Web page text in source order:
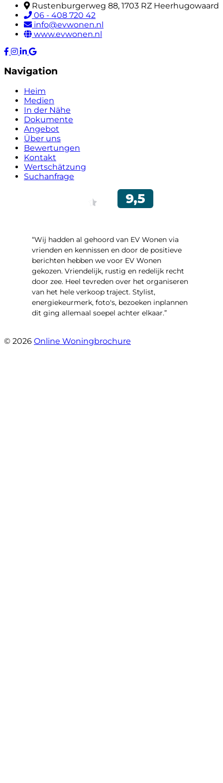
Rustenburgerweg 88, 1703 RZ Heerhugowaard
06 - 408 720 42
info@evwonen.nl
www.evwonen.nl
Navigation
Heim
Medien
In der Nähe
Dokumente
Angebot
Über uns
Bewertungen
Kontakt
Wertschätzung
Suchanfrage
“Wij hadden al gehoord van EV Wonen via
vrienden en kennissen en door de positieve
berichten hebben we voor EV Wonen
gekozen. Vriendelijk, rustig en redelijk recht
door zee. Heel tevreden over het organiseren
van het hele verkoop traject. Stylist,
energiekeurmerk, foto's, bezoeken inplannen
dit ging allemaal soepel achter elkaar.”
© 2026 Online Woningbrochure